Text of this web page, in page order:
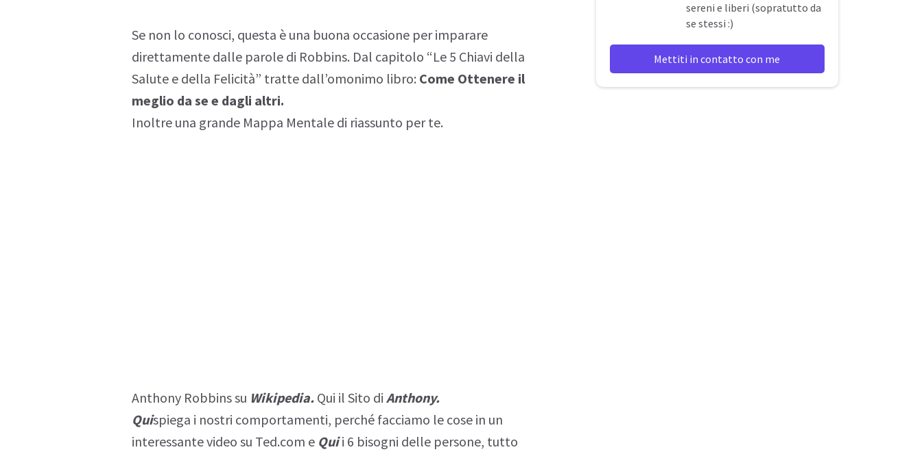
Se non lo conosci, questa è una buona occasione per imparare
direttamente dalle parole di Robbins. Dal capitolo “Le 5 Chiavi della
Salute e della Felicità” tratte dall’omonimo libro: Come Ottenere il
meglio da se e dagli altri.
Inoltre una grande Mappa Mentale di riassunto per te.
Anthony Robbins su Wikipedia. Qui il Sito di Anthony.
Quispiega i nostri comportamenti, perché facciamo le cose in un
interessante video su Ted.com e Quii 6 bisogni delle persone, tutto
sereni e liberi (sopratutto da
se stessi :)
Mettiti in contatto con me